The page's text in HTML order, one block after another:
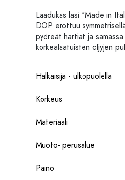
Laadukas lasi "Made in
DOP erottuu
pyöreät hartiat ja
korkealaatuisten öljyjen
Halkaisija - ulkopuolella
Korkeus
Materiaali
Muoto- perusalue
Paino